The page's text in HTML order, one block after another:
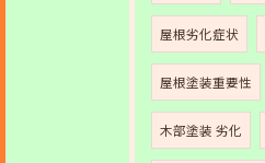
屋根劣化症状
屋根塗装重要性
木部塗装 劣化